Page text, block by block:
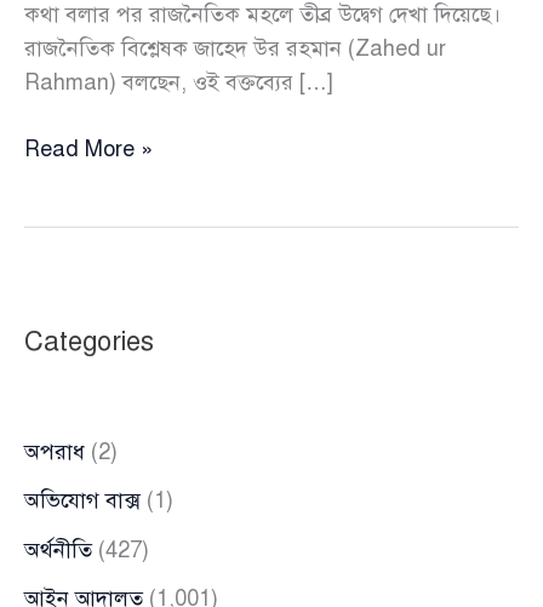
কথা বলার পর রাজনৈতিক মহলে তীব্র উদ্বেগ দেখা দিয়েছে।
রাজনৈতিক বিশ্লেষক জাহেদ উর রহমান (Zahed ur
Rahman) বলছেন, ওই বক্তব্যের […]
ভারতকে
জিহাদি
জাহেদ
Read More »
Categories
অপরাধ (2)
অভিযোগ বাক্স(1)
অর্থনীতি(427)
আইন আদালত(1,001)